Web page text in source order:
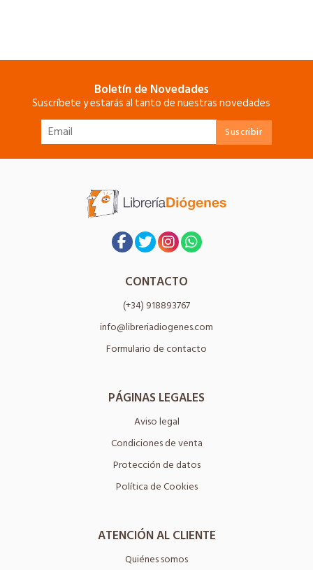
Boletín de Novedades
Suscríbete y estarás al tanto de nuestras novedades
CONTACTO
(+34) 918893767
info@libreriadiogenes.com
Formulario de contacto
PÁGINAS LEGALES
Aviso legal
Condiciones de venta
Protección de datos
Política de Cookies
ATENCIÓN AL CLIENTE
Quiénes somos